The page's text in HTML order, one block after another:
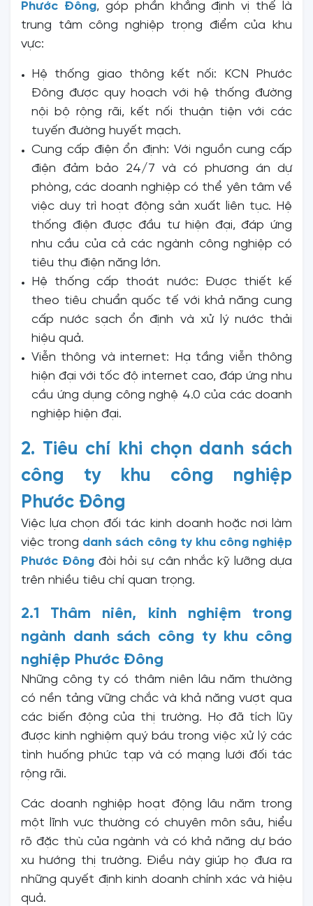
Phước Đông, góp phần khẳng định vị thế là
trung tâm công nghiệp trọng điểm của khu
vực:
Hệ thống giao thông kết nối: KCN Phước
Đông được quy hoạch với hệ thống đường
nội bộ rộng rãi, kết nối thuận tiện với các
tuyến đường huyết mạch.
Cung cấp điện ổn định: Với nguồn cung cấp
điện đảm bảo 24/7 và có phương án dự
phòng, các doanh nghiệp có thể yên tâm về
việc duy trì hoạt động sản xuất liên tục. Hệ
thống điện được đầu tư hiện đại, đáp ứng
nhu cầu của cả các ngành công nghiệp có
tiêu thụ điện năng lớn.
Hệ thống cấp thoát nước: Được thiết kế
theo tiêu chuẩn quốc tế với khả năng cung
cấp nước sạch ổn định và xử lý nước thải
hiệu quả.
Viễn thông và internet: Hạ tầng viễn thông
hiện đại với tốc độ internet cao, đáp ứng nhu
cầu ứng dụng công nghệ 4.0 của các doanh
nghiệp hiện đại.
2. Tiêu chí khi chọn danh sách
công ty khu công nghiệp
Phước Đông
Việc lựa chọn đối tác kinh doanh hoặc nơi làm
việc trong danh sách công ty khu công nghiệp
Phước Đông đòi hỏi sự cân nhắc kỹ lưỡng dựa
trên nhiều tiêu chí quan trọng.
2.1 Thâm niên, kinh nghiệm trong
ngành danh sách công ty khu công
nghiệp Phước Đông
Những công ty có thâm niên lâu năm thường
có nền tảng vững chắc và khả năng vượt qua
các biến động của thị trường. Họ đã tích lũy
được kinh nghiệm quý báu trong việc xử lý các
tình huống phức tạp và có mạng lưới đối tác
rộng rãi.
Các doanh nghiệp hoạt động lâu năm trong
một lĩnh vực thường có chuyên môn sâu, hiểu
rõ đặc thù của ngành và có khả năng dự báo
xu hướng thị trường. Điều này giúp họ đưa ra
những quyết định kinh doanh chính xác và hiệu
quả.